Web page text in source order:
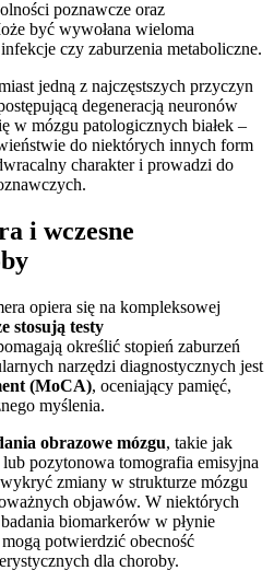
poznawcze oraz
być wywołana wieloma
czy zaburzenia metaboliczne.
jedną z najczęstszych przyczyn
degeneracją neuronów
w mózgu patologicznych białek –
do niektórych innych form
charakter i prowadzi do
i wczesne
opiera się na kompleksowej
stosują testy
określić stopień zaburzeń
narzędzi diagnostycznych jest
(MoCA), oceniający pamięć,
myślenia.
obrazowe mózgu, takie jak
pozytonowa tomografia emisyjna
zmiany w strukturze mózgu
objawów. W niektórych
biomarkerów w płynie
potwierdzić obecność
dla choroby.